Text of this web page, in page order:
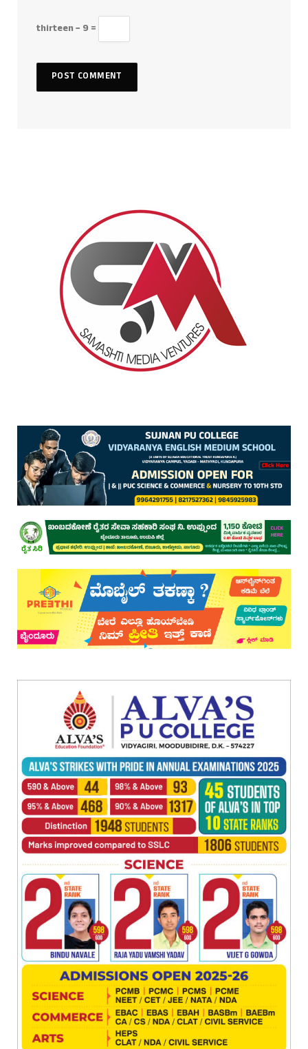
thirteen − 9 =